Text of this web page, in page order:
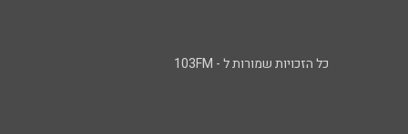
כל הזכויות שמורות ל - 103FM